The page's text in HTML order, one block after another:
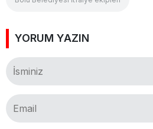
YORUM YAZIN